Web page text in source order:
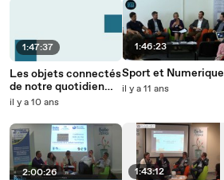
1:47:37
Les objets connectés
de notre quotidien
aujourd’hui et demain
il y a 10 ans
2:00:26
1:46:23
Sport et Numerique
il y a 11 ans
1:43:12